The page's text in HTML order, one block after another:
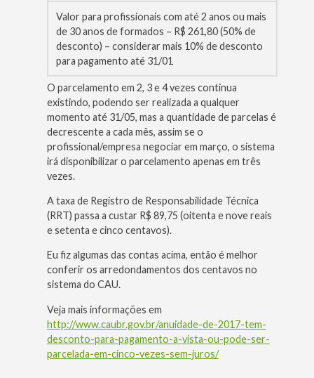
Valor para profissionais com até 2 anos ou mais
de 30 anos de formados – R$ 261,80 (50% de
desconto) – considerar mais 10% de desconto
para pagamento até 31/01
O parcelamento em 2, 3 e 4 vezes continua
existindo, podendo ser realizada a qualquer
momento até 31/05, mas a quantidade de parcelas é
decrescente a cada mês, assim se o
profissional/empresa negociar em março, o sistema
irá disponibilizar o parcelamento apenas em três
vezes.
A taxa de Registro de Responsabilidade Técnica
(RRT) passa a custar R$ 89,75 (oitenta e nove reais
e setenta e cinco centavos).
Eu fiz algumas das contas acima, então é melhor
conferir os arredondamentos dos centavos no
sistema do CAU.
Veja mais informações em
http://www.caubr.gov.br/anuidade-de-2017-tem-
desconto-para-pagamento-a-vista-ou-pode-ser-
parcelada-em-cinco-vezes-sem-juros/